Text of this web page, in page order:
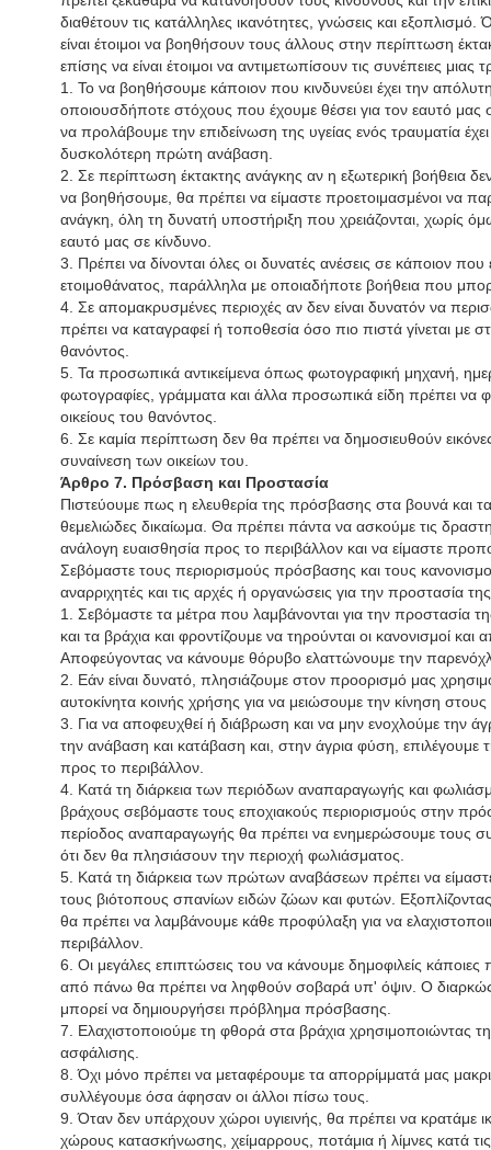
διαθέτουν τις κατάλληλες ικανότητες, γνώσεις και
είναι έτοιμοι να βοηθήσουν τους άλλους στην περίπτωση
επίσης να είναι έτοιμοι να αντιμετωπίσουν τις συνέπειες μιας
1. Το να βοηθήσουμε κάποιον που κινδυνεύει έχει την
οποιουσδήποτε στόχους που έχουμε θέσει για τον εαυτό
να προλάβουμε την επιδείνωση της υγείας ενός τραυματία
δυσκολότερη πρώτη ανάβαση.
2. Σε περίπτωση έκτακτης ανάγκης αν η εξωτερική βοήθεια δεν
να βοηθήσουμε, θα πρέπει να είμαστε προετοιμασμένοι να
ανάγκη, όλη τη δυνατή υποστήριξη που χρειάζονται, χωρίς
εαυτό μας σε κίνδυνο.
3. Πρέπει να δίνονται όλες οι δυνατές ανέσεις σε κάποιον που
ετοιμοθάνατος, παράλληλα με οποιαδήποτε βοήθεια που
4. Σε απομακρυσμένες περιοχές αν δεν είναι δυνατόν να
πρέπει να καταγραφεί ή τοποθεσία όσο πιο πιστά γίνεται με
θανόντος.
5. Τα προσωπικά αντικείμενα όπως φωτογραφική μηχανή,
φωτογραφίες, γράμματα και άλλα προσωπικά είδη πρέπει να
οικείους του θανόντος.
6. Σε καμία περίπτωση δεν θα πρέπει να δημοσιευθούν
συναίνεση των οικείων του.
Άρθρο 7. Πρόσβαση και Προστασία
Πιστεύουμε πως η ελευθερία της πρόσβασης στα βουνά και
θεμελιώδες δικαίωμα. Θα πρέπει πάντα να ασκούμε τις
ανάλογη ευαισθησία προς το περιβάλλον και να είμαστε
Σεβόμαστε τους περιορισμούς πρόσβασης και τους
αναρριχητές και τις αρχές ή οργανώσεις για την προστασία
1. Σεβόμαστε τα μέτρα που λαμβάνονται για την προστασία
και τα βράχια και φροντίζουμε να τηρούνται οι κανονισμοί
Αποφεύγοντας να κάνουμε θόρυβο ελαττώνουμε την
2. Εάν είναι δυνατό, πλησιάζουμε στον προορισμό μας
αυτοκίνητα κοινής χρήσης για να μειώσουμε την κίνηση
3. Για να αποφευχθεί ή διάβρωση και να μην ενοχλούμε την
την ανάβαση και κατάβαση και, στην άγρια φύση, επιλέγουμε
προς το περιβάλλον.
4. Κατά τη διάρκεια των περιόδων αναπαραγωγής και
βράχους σεβόμαστε τους εποχιακούς περιορισμούς στην
περίοδος αναπαραγωγής θα πρέπει να ενημερώσουμε τους
ότι δεν θα πλησιάσουν την περιοχή φωλιάσματος.
5. Κατά τη διάρκεια των πρώτων αναβάσεων πρέπει να
τους βιότοπους σπανίων ειδών ζώων και φυτών.
θα πρέπει να λαμβάνουμε κάθε προφύλαξη για να
περιβάλλον.
6. Οι μεγάλες επιπτώσεις του να κάνουμε δημοφιλείς κάποιες
από πάνω θα πρέπει να ληφθούν σοβαρά υπ' όψιν. Ο διαρκώς
μπορεί να δημιουργήσει πρόβλημα πρόσβασης.
7. Ελαχιστοποιούμε τη φθορά στα βράχια χρησιμοποιώντας τη
ασφάλισης.
8. Όχι μόνο πρέπει να μεταφέρουμε τα απορρίμματά μας
συλλέγουμε όσα άφησαν οι άλλοι πίσω τους.
9. Όταν δεν υπάρχουν χώροι υγιεινής, θα πρέπει να κρατάμε
χώρους κατασκήνωσης, χείμαρρους, ποτάμια ή λίμνες κατά